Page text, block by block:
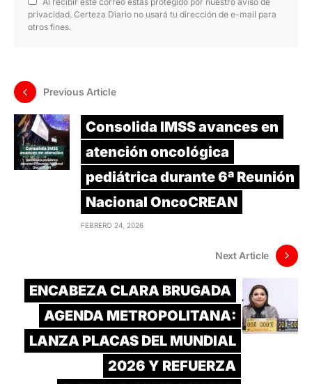
privacidad. Certeza Diario no usará tu dirección de e-mail para
otros fines.
Previous Article
Consolida IMSS avances en
atención oncológica
pediátrica durante 6ª Reunión
Nacional OncoCREAN
FEBRERO 24, 2026
Next Article
ENCABEZA CLARA BRUGADA
AGENDA METROPOLITANA:
LANZA PLACAS DEL MUNDIAL
2026 Y REFUERZA